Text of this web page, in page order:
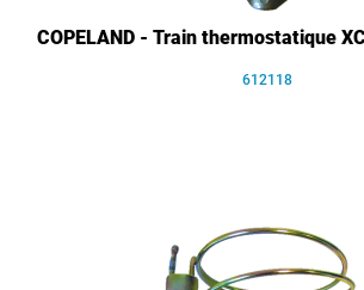
COPELAND - Train thermostatique
612118